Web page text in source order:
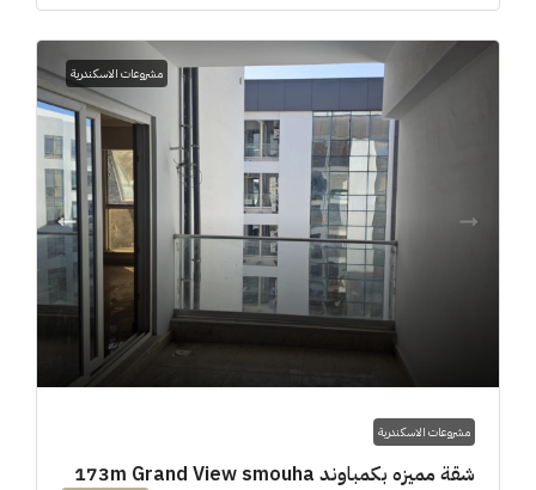
مشروعات الاسكندرية
مشروعات الاسكندرية
شقة مميزه بكمباوند 173m Grand View smouha